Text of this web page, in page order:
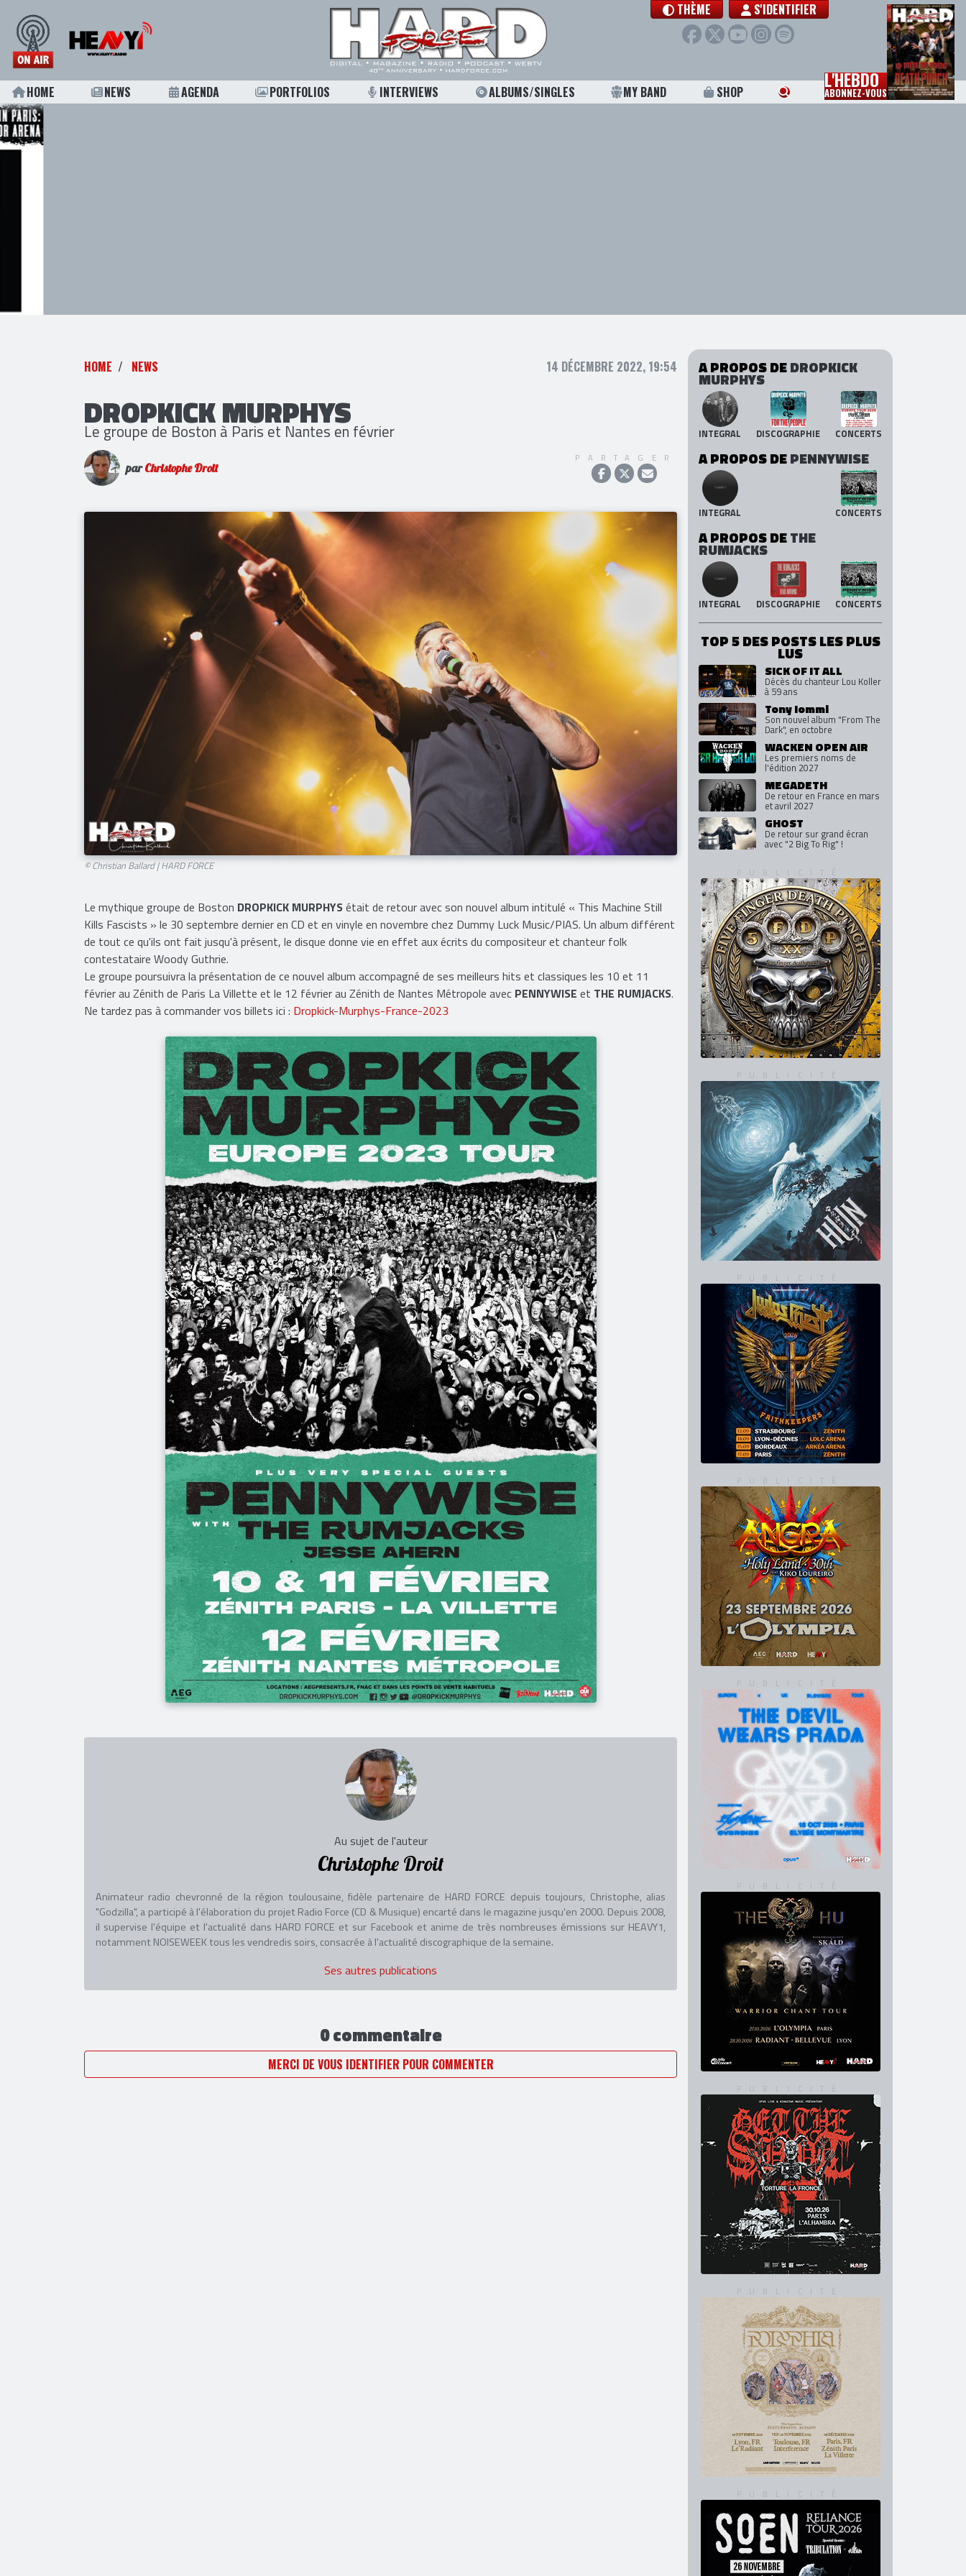
THÈME S'IDENTIFIER
HOME NEWS AGENDA PORTFOLIOS INTERVIEWS ALBUMS/SINGLES MY BAND SHOP L'HEBDO
ABONNEZ-VOUS
HOME NEWS 14 DÉCEMBRE 2022, 19:54
DROPKICK MURPHYS
Le groupe de Boston à Paris et Nantes en février
parChristophe Droit
PARTAGER
© Christian Ballard | HARD FORCE​
Le mythique groupe de Boston DROPKICK MURPHYSétait de retour avec son nouvel album intitulé « This Machine Still
Kills Fascists » le 30 septembre dernier en CD et en vinyle en novembre chez Dummy Luck Music/PIAS. Un album différent
de tout ce qu'ils ont fait jusqu'à présent, le disque donne vie en effet aux écrits du compositeur et chanteur folk
contestataire Woody Guthrie.
Le groupe poursuivra la présentation de ce nouvel album accompagné de ses meilleurs hits et classiques les 10 et 11
février au Zénith de Paris La Villette et le 12 février au Zénith de Nantes Métropole avec PENNYWISE et THE RUMJACKS.
Ne tardez pas à commander vos billets ici : Dropkick-Murphys-France-2023
Au sujet de l'auteur
Christophe Droit
Animateur radio chevronné de la région toulousaine, fidèle partenaire de HARD FORCE depuis toujours, Christophe, alias
"Godzilla", a participé à l'élaboration du projet Radio Force (CD & Musique) encarté dans le magazine jusqu'en 2000. Depuis 2008,
il supervise l'équipe et l'actualité dans HARD FORCE et sur Facebook et anime de très nombreuses émissions sur HEAVY1,
notamment NOISEWEEK tous les vendredis soirs, consacrée à l'actualité discographique de la semaine.
Ses autres publications
0 commentaire
MERCI DE VOUS IDENTIFIER POUR COMMENTER
A PROPOS DEDROPKICK
MURPHYS
INTEGRAL DISCOGRAPHIE CONCERTS
A PROPOS DEPENNYWISE
INTEGRAL CONCERTS
A PROPOS DETHE
RUMJACKS
INTEGRAL DISCOGRAPHIE CONCERTS
TOP 5 DES POSTS LES PLUS
LUS
SICK OF IT ALL
Décès du chanteur Lou Koller
à 59 ans
Tony Iommi
Son nouvel album "From The
Dark", en octobre
WACKEN OPEN AIR
Les premiers noms de
l'édition 2027
MEGADETH
De retour en France en mars
et avril 2027
GHOST
De retour sur grand écran
avec "2 Big To Rig" !